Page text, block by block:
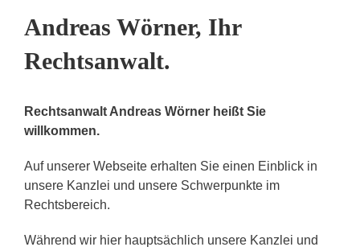
Andreas Wörner, Ihr
Rechtsanwalt.
Rechtsanwalt Andreas Wörner heißt Sie
willkommen.
Auf unserer Webseite erhalten Sie einen Einblick in
unsere Kanzlei und unsere Schwerpunkte im
Rechtsbereich.
Während wir hier hauptsächlich unsere Kanzlei und